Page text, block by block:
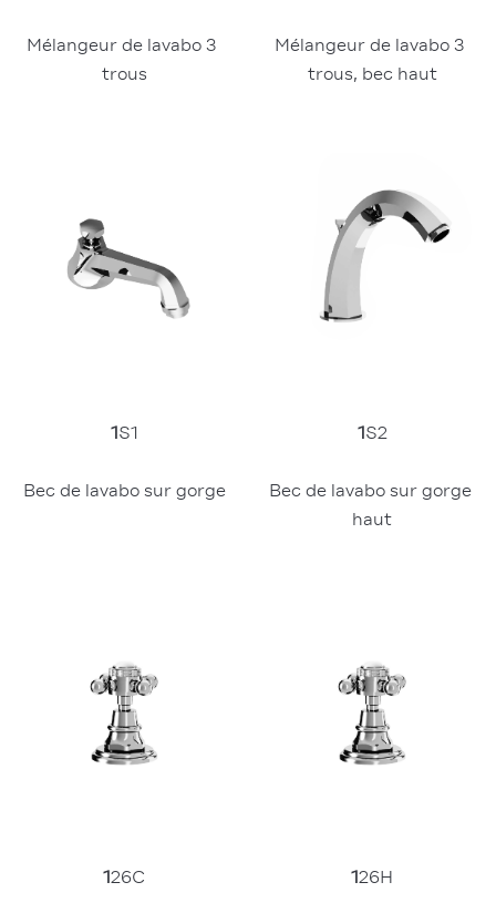
Mélangeur de lavabo 3
trous
Mélangeur de lavabo 3
trous, bec haut
1S1
Bec de lavabo sur gorge
1S2
Bec de lavabo sur gorge
haut
126C 126H